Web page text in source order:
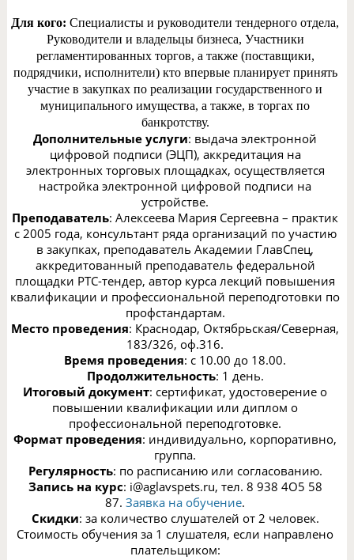
Для кого: Специалисты и руководители тендерного отдела,
Руководители и владельцы бизнеса, Участники
регламентированных торгов, а также (поставщики,
подрядчики, исполнители) кто впервые планирует принять
участие в закупках по реализации государственного и
муниципального имущества, а также, в торгах по
банкротству.
Дополнительные услуги: выдача электронной
цифровой подписи (ЭЦП), аккредитация на
электронных торговых площадках, осуществляется
настройка электронной цифровой подписи на
устройстве.
Преподаватель: Алексеева Мария Сергеевна – практик
с 2005 года, консультант ряда организаций по участию
в закупках, преподаватель Академии ГлавСпец,
аккредитованный преподаватель федеральной
площадки РТС-тендер, автор курса лекций повышения
квалификации и профессиональной переподготовки по
профстандартам.
Место проведения: Краснодар, Октябрьская/Северная,
183/326, оф.316.
Время проведения: с 10.00 до 18.00.
Продолжительность: 1 день.
Итоговый документ: сертификат, удостоверение о
повышении квалификации или диплом о
профессиональной переподготовке.
Формат проведения: индивидуально, корпоративно,
группа.
Регулярность: по расписанию или согласованию.
Запись на курс: i@aglavspets.ru, тел. 8 938 4O5 58
87.Заявка на обучение.
Скидки: за количество слушателей от 2 человек.
Стоимость обучения за 1 слушателя, если направлено
плательщиком: